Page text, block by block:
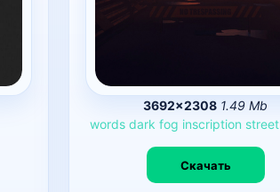
3692×2308 1.49 Mb
words dark fog inscription street
Скачать